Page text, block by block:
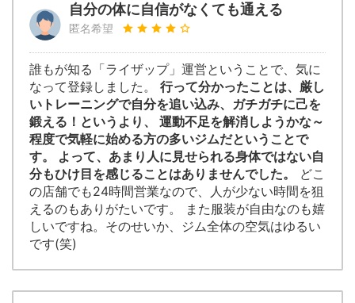
自分の体に自信がなくても通える
匿名希望
誰もが知る「ライザップ」運営ということで、気に
なって登録しました。 行って分かったことは、厳し
いトレーニングで自分を追い込み、ガチガチに己を
鍛える！というより、 運動不足を解消しようかな～
程度で気軽に始める方の多いジムだということで
す。 よって、あまり人に見せられる身体ではない自
分もひけ目を感じることはありませんでした。
どこ
の店舗でも24時間営業なので、人が少ない時間を狙
えるのもありがたいです。 また服装が自由なのも嬉
しいですね。そのせいか、ジム全体の空気はゆるい
です(笑)